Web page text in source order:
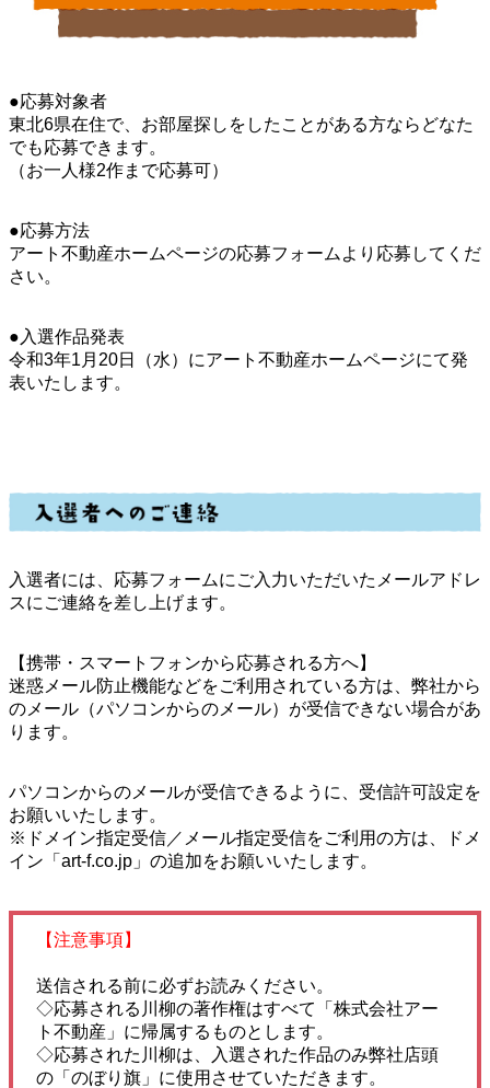
●応募対象者
東北6県在住で、お部屋探しをしたことがある方ならどなた
でも応募できます。
（お一人様2作まで応募可）
●応募方法
アート不動産ホームページの応募フォームより応募してくだ
さい。
●入選作品発表
令和3年1月20日（水）にアート不動産ホームページにて発
表いたします。
入選者には、応募フォームにご入力いただいたメールアドレ
スにご連絡を差し上げます。
【携帯・スマートフォンから応募される方へ】
迷惑メール防止機能などをご利用されている方は、弊社から
のメール（パソコンからのメール）が受信できない場合があ
ります。
パソコンからのメールが受信できるように、受信許可設定を
お願いいたします。
※ドメイン指定受信／メール指定受信をご利用の方は、ドメ
イン「art-f.co.jp」の追加をお願いいたします。
【注意事項】
送信される前に必ずお読みください。
◇応募される川柳の著作権はすべて「株式会社アー
ト不動産」に帰属するものとします。
◇応募された川柳は、入選された作品のみ弊社店頭
の「のぼり旗」に使用させていただきます。